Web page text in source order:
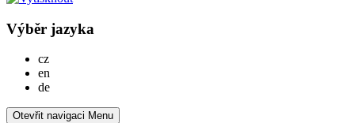
Výběr jazyka
czČesky
en
deDeutsch
Otevřit navigaci Menu